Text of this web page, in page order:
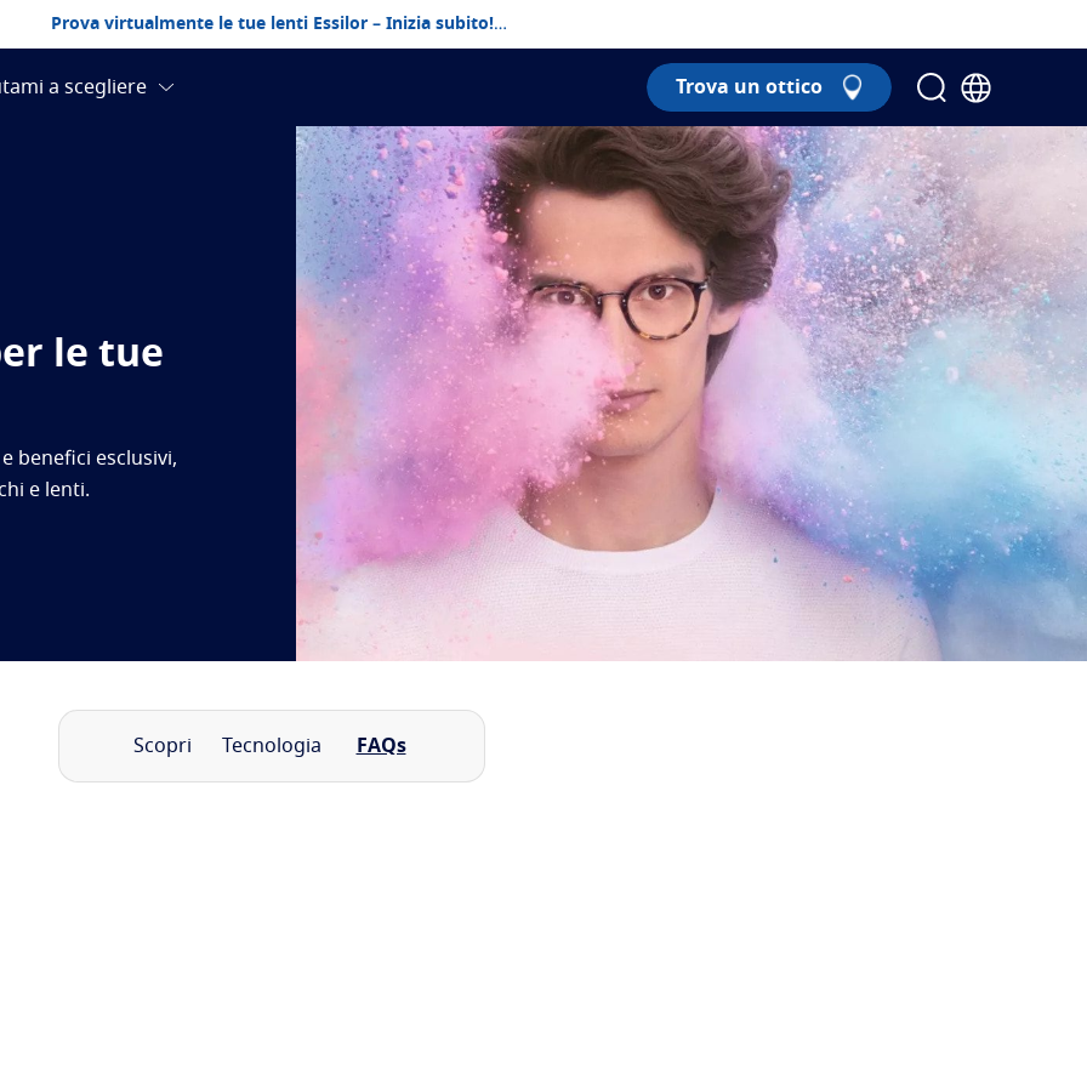
Prova virtualmente le tue lenti Essilor – Inizia subito!
Trova un ottico
le tue
benefici esclusivi,
e lenti.
Scopri Tecnologia FAQs